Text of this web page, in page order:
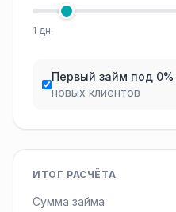
1 дн.
Первый займ под 0%
новых клиентов
ИТОГ РАСЧЁТА
Сумма займа